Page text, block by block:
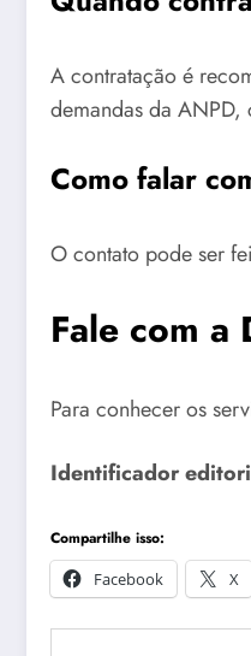
A contratação é
demandas da
Como falar
O contato pode ser
Fale com a
Para conhecer os
Identificador
Compartilhe isso:
Facebook
X